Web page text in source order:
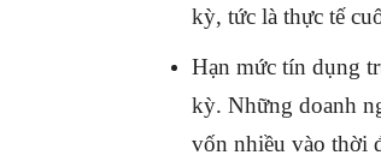
kỳ, tức là thực tế
Hạn mức tín dụng
kỳ. Những doanh
vốn nhiều vào thời